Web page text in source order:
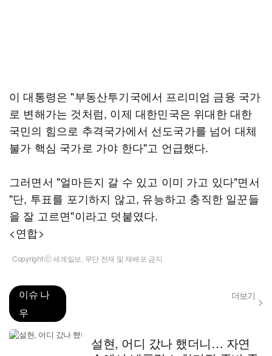
이 대통령은 "부동산투기국에서 프리미엄 금융 국가
로 변해가는 것처럼, 이제 대한민국은 위대한 대한
국민의 힘으로 추격국가에서 선도국가를 넘어 대체
불가 핵심 국가로 가야 한다"고 언급했다.
그러면서 "얼마든지 갈 수 있고 이미 가고 있다"면서
"단, 투표를 포기하지 않고, 유능하고 충직한 일꾼들
을 잘 고르면"이라고 덧붙였다.
<연합>
Copyright ⓒ 세계일보. 무단 전재 및 재배포 금지
이슈 나
우
더보기
설현, 어디 갔나 했더니… 자연